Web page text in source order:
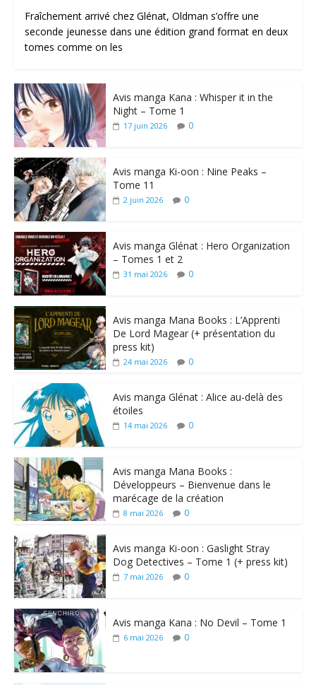
Fraîchement arrivé chez Glénat, Oldman s’offre une
seconde jeunesse dans une édition grand format en deux
tomes comme on les
Avis manga Kana : Whisper it in the
Night – Tome 1
17 juin 2026 0
Avis manga Ki-oon : Nine Peaks –
Tome 11
2 juin 2026 0
Avis manga Glénat : Hero Organization
– Tomes 1 et 2
31 mai 2026 0
Avis manga Mana Books : L’Apprenti
De Lord Magear (+ présentation du
press kit)
24 mai 2026 0
Avis manga Glénat : Alice au-delà des
étoiles
14 mai 2026 0
Avis manga Mana Books :
Développeurs – Bienvenue dans le
marécage de la création
8 mai 2026 0
Avis manga Ki-oon : Gaslight Stray
Dog Detectives – Tome 1 (+ press kit)
7 mai 2026 0
Avis manga Kana : No Devil – Tome 1
6 mai 2026 0